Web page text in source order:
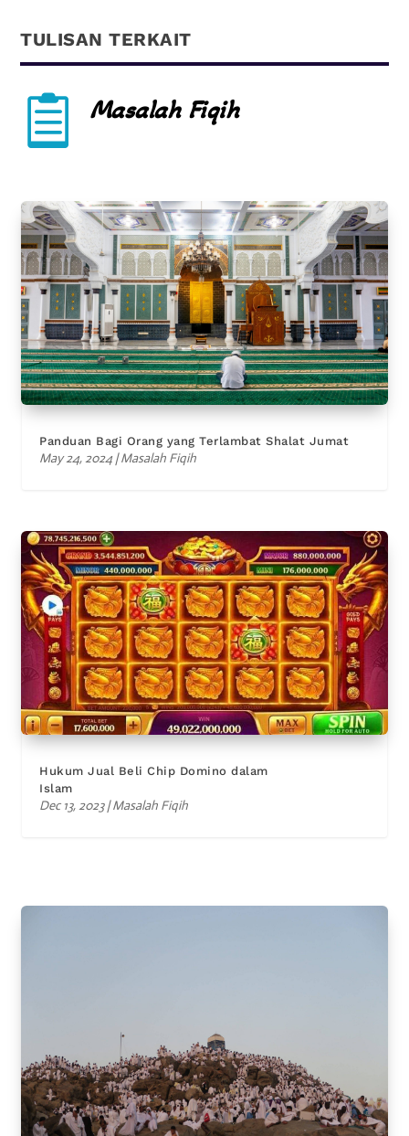
TULISAN TERKAIT
 Masalah Fiqih
Panduan Bagi Orang yang Terlambat Shalat Jumat
May 24, 2024|Masalah Fiqih
Hukum Jual Beli Chip Domino dalam
Islam
Dec 13, 2023|Masalah Fiqih